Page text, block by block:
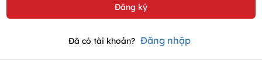
Đã có tài khoản? Đăng nhập